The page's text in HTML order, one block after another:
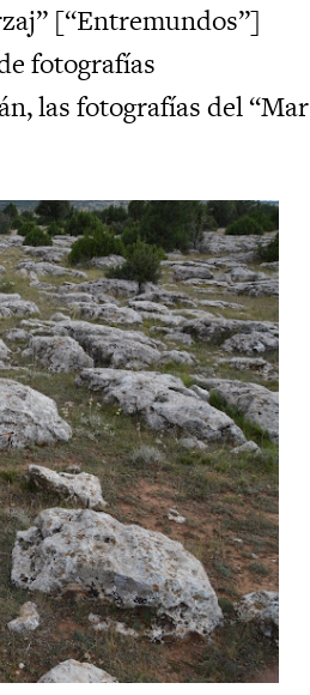
[“Entremundos”]
fotografías
las fotografías del “Mar